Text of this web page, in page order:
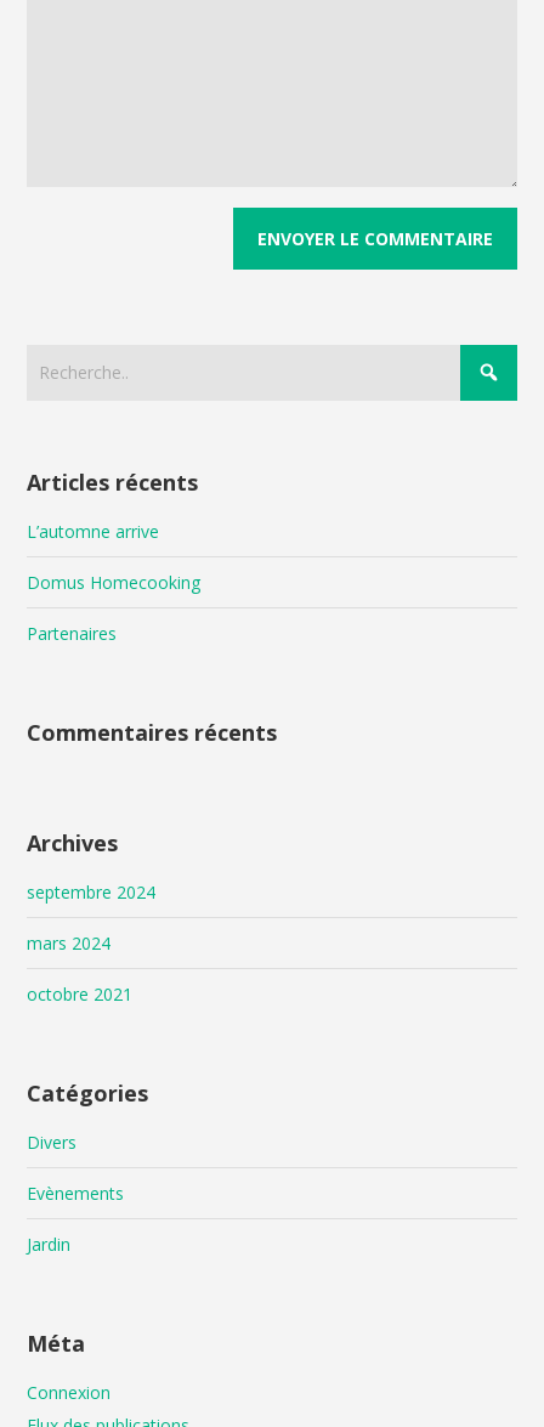
Articles récents
L’automne arrive
Domus Homecooking
Partenaires
Commentaires récents
Archives
septembre 2024
mars 2024
octobre 2021
Catégories
Divers
Evènements
Jardin
Méta
Connexion